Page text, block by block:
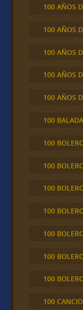
100 AÑOS
100 AÑOS
100 AÑOS
100 AÑOS
100 AÑOS
100
100
100
100
100
100
100
100
100